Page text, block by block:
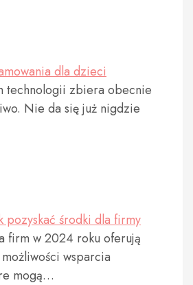
dla dzieci
technologii zbiera obecnie
Nie da się już nigdzie
pozyskać środki dla firmy
firm w 2024 roku oferują
wsparcia
mogą…